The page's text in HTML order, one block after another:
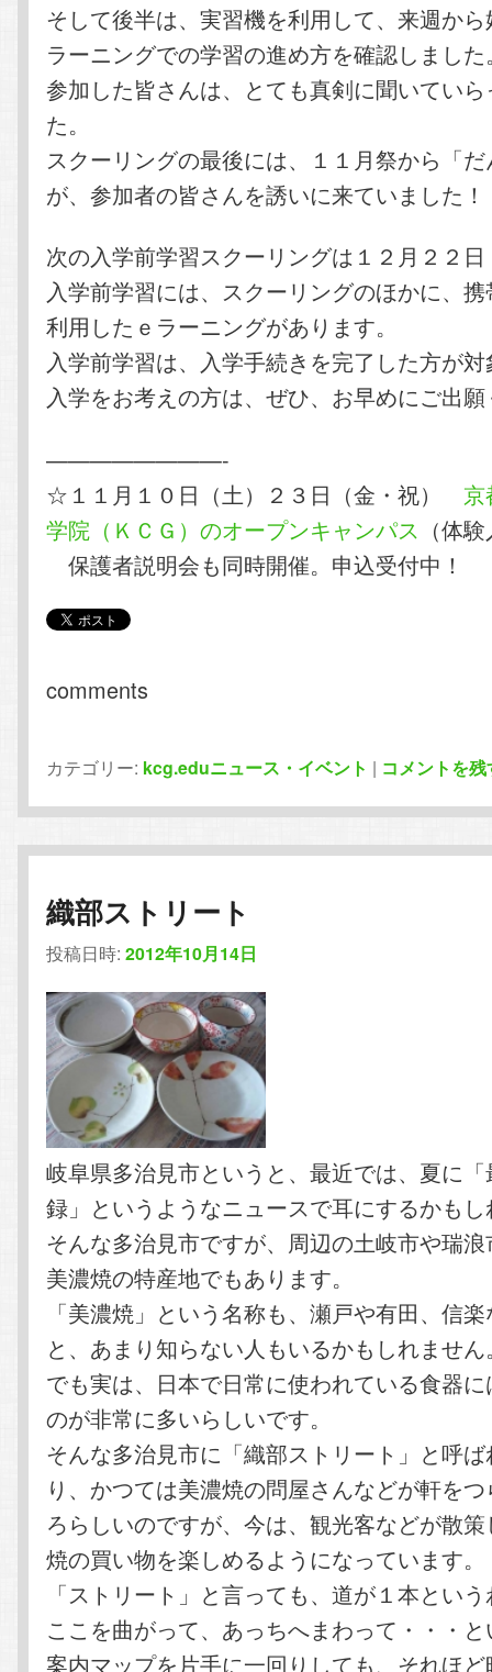
そして後半は、実習機を利用して、来週か
ラーニングでの学習の進め方を確認しました
参加した皆さんは、とても真剣に聞いてい
た。
スクーリングの最後には、１１月祭から「
が、参加者の皆さんを誘いに来ていました！
次の入学前学習スクーリングは１２月２２
入学前学習には、スクーリングのほかに、
利用したｅラーニングがあります。
入学前学習は、入学手続きを完了した方が
入学をお考えの方は、ぜひ、お早めにご出
————————-
☆１１月１０日（土）２３日（金・祝）
学院（ＫＣＧ）のオープンキャンパス （体
保護者説明会も同時開催。申込受付中！
comments
カテゴリー: kcg.eduニュース・イベント | コメントを残
織部ストリート
投稿日時:2012年10月14日
岐阜県多治見市というと、最近では、夏に
録」というようなニュースで耳にするかも
そんな多治見市ですが、周辺の土岐市や瑞
美濃焼の特産地でもあります。
「美濃焼」という名称も、瀬戸や有田、信
と、あまり知らない人もいるかもしれません
でも実は、日本で日常に使われている食器
のが非常に多いらしいです。
そんな多治見市に「織部ストリート」と呼
り、かつては美濃焼の問屋さんなどが軒を
ろらしいのですが、今は、観光客などが散
焼の買い物を楽しめるようになっています。
「ストリート」と言っても、道が１本とい
ここを曲がって、あっちへまわって・・・
案内マップを片手に一回りしても、それほ